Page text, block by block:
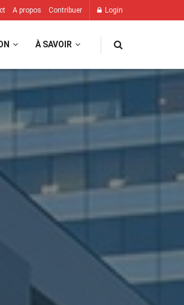
A propos Contribuer Login
À SAVOIR